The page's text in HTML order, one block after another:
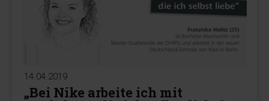
14.04.2019
„Bei Nike arbeite ich mit